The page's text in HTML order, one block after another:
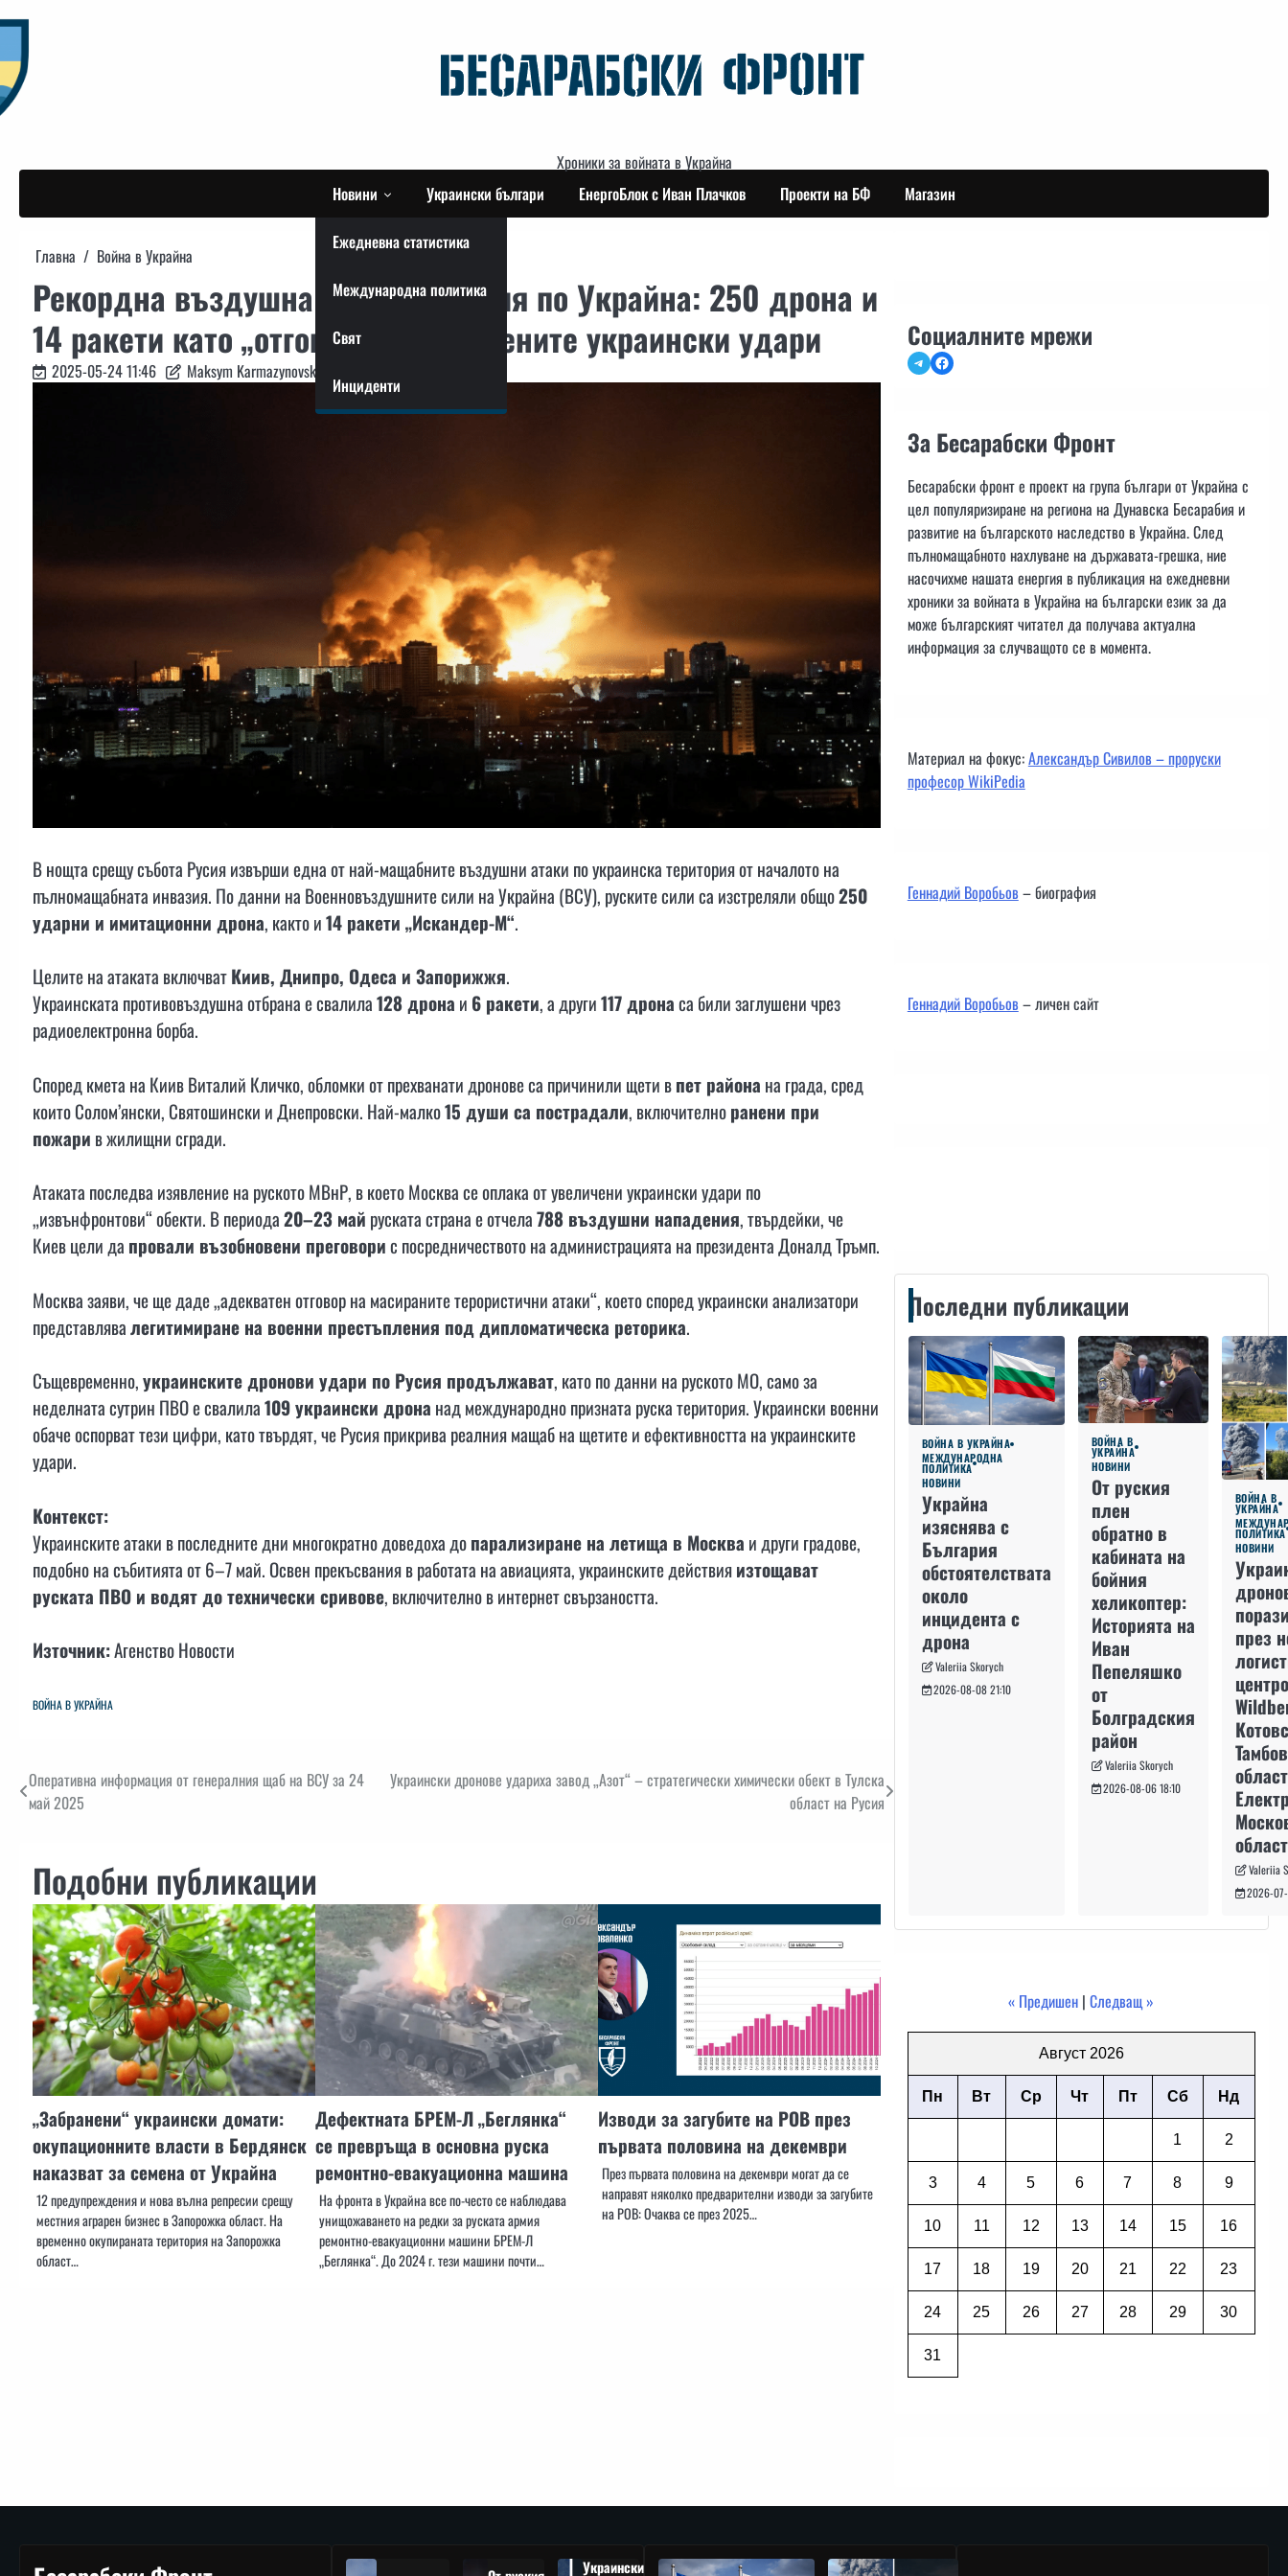
to
content
Хроники за войната в Украйна
Новини
Ежедневна статистика
Международна политика
Свят
Инциденти
Украински българи ЕнергоБлок с Иван Плачков Проекти на БФ Магазин
Главна Война в Украйна
Рекордна въздушна атака на Русия по Украйна: 250 дрона и
14 ракети като „отговор“ на засилените украински удари
2025-05-24 11:46 Maksym Karmazynovskyi
В нощта срещу събота Русия извърши една от най-мащабните въздушни атаки по украинска територия от началото на
пълномащабната инвазия. По данни на Военновъздушните сили на Украйна (ВСУ), руските сили са изстреляли общо250
ударни и имитационни дрона, както и14 ракети „Искандер-М“.
Целите на атаката включватКиив, Днипро, Одеса и Запорижжя.
Украинската противовъздушна отбрана е свалила128 дрона и 6 ракети, а други117 дронаса били заглушени чрез
радиоелектронна борба.
Според кмета на Киив Виталий Кличко, обломки от прехванати дронове са причинили щети впет района на града, сред
които Солом’янски, Святошински и Днепровски. Най-малко15 души са пострадали, включителноранени при
пожари в жилищни сгради.
Атаката последва изявление на руското МВнР, в което Москва се оплака от увеличени украински удари по
„извънфронтови“ обекти. В периода20–23 май руската страна е отчела788 въздушни нападения, твърдейки, че
Киев цели да провали възобновени преговорис посредничеството на администрацията на президента Доналд Тръмп.
Москва заяви, че ще даде „адекватен отговор на масираните терористични атаки“, което според украински анализатори
представлявалегитимиране на военни престъпления под дипломатическа реторика.
Същевременно,украинските дронови удари по Русия продължават, като по данни на руското МО, само за
неделната сутрин ПВО е свалила109 украински дрона над международно призната руска територия. Украински военни
обаче оспорват тези цифри, като твърдят, че Русия прикрива реалния мащаб на щетите и ефективността на украинските
удари.
Контекст:
Украинските атаки в последните дни многократно доведоха допарализиране на летища в Москва и други градове,
подобно на събитията от 6–7 май. Освен прекъсвания в работата на авиацията, украинските действияизтощават
руската ПВО и водят до технически сривове, включително в интернет свързаността.
Източник:Агенство Новости
ВОЙНА В УКРАЙНА
Навигация
Оперативна информация от генералния щаб на ВСУ за 24
май 2025
Украински дронове удариха завод „Азот“ – стратегически химически обект в Тулска
област на Русия
Подобни публикации
„Забранени“ украински домати:
окупационните власти в Бердянск
наказват за семена от Украйна
12 предупреждения и нова вълна репресии срещу
местния аграрeн бизнес в Запорожка област. На
временно окупираната територия на Запорожка
област…
Дефектната БРЕМ-Л „Беглянка“
се превръща в основна руска
ремонтно-евакуационна машина
На фронта в Украйна все по-често се наблюдава
унищожаването на редки за руската армия
ремонтно-евакуационни машини БРЕМ-Л
„Беглянка“. До 2024 г. тези машини почти…
Изводи за загубите на РОВ през
първата половина на декември
През първата половина на декември могат да се
направят няколко предварителни изводи за загубите
на РОВ: Очаква се през 2025…
Социалните мрежи
TelegramFacebook
За Бесарабски Фронт
Бесарабски фронт е проект на група българи от Украйна с
цел популяризиране на региона на Дунавска Бесарабия и
развитие на българското наследство в Украйна. След
пълномащабното нахлуване на държавата-грешка, ние
насочихме нашата енергия в публикация на ежедневни
хроники за войната в Украйна на български език за да
може българският читател да получава актуална
информация за случващото се в момента.
Материал на фокус:Александър Сивилов – проруски
професор WikiPedia
Геннадий Воробьов– биография
Геннадий Воробьов– личен сайт
Последни публикации
ВОЙНА В УКРАЙНА
МЕЖДУНАРОДНА
ПОЛИТИКА
НОВИНИ
Украйна
изяснява с
България
обстоятелствата
около
инцидента с
дрона
Valeriia Skorych
2026-08-08 21:10
ВОЙНА В
УКРАЙНА
НОВИНИ
От руския
плен
обратно в
кабината на
бойния
хеликоптер:
Историята на
Иван
Пепеляшко
от
Болградския
район
Valeriia Skorych
2026-08-06 18:10
ВОЙНА В
УКРАЙНА
ПОЛИТИКА
НОВИНИ
през
област
Valeriia
2026-
« Предишен |Следващ »
Август 2026
Пн Вт Ср Чт Пт Сб Нд
1 2
3 4 5 6 7 8 9
10 11 12 13 14 15 16
17 18 19 20 21 22 23
24 25 26 27 28 29 30
31
Украински